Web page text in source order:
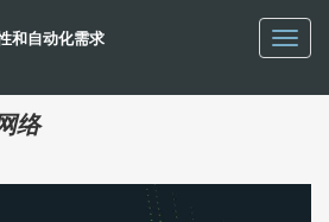
和自动化需求
络